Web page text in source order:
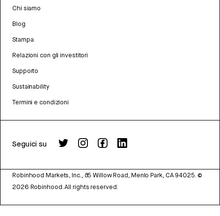
Chi siamo
Blog
Stampa
Relazioni con gli investitori
Supporto
Sustainability
Termini e condizioni
Seguici su
Robinhood Markets, Inc., 85 Willow Road, Menlo Park, CA 94025. ©
2026 Robinhood. All rights reserved.